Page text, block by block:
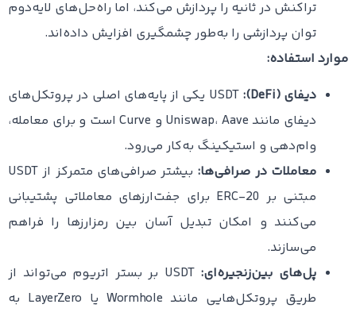
تراکنش در ثانیه را پردازش می‌کند، اما راه‌حل‌های لایه‌دوم
توان پردازشی را به‌طور چشمگیری افزایش داده‌اند.
موارد استفاده:
دیفای (DeFi):
USDT یکی از پایه‌های اصلی در پروتکل‌های
دیفای مانند Uniswap، Aave و Curve است و برای معامله،
وام‌دهی و استیکینگ به‌کار می‌رود.
معاملات در صرافی‌ها:
بیشتر صرافی‌های متمرکز از USDT
مبتنی بر ERC-20 برای جفت‌ارزهای معاملاتی پشتیبانی
می‌کنند و امکان تبدیل آسان بین رمزارزها را فراهم
می‌سازند.
پل‌های بین‌زنجیره‌ای:
USDT بر بستر اتریوم می‌تواند از
طریق پروتکل‌هایی مانند Wormhole یا LayerZero به